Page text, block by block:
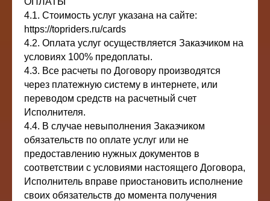
4.1. Стоимость услуг указана на сайте:
https://topriders.ru/cards
4.2. Оплата услуг осуществляется Заказчиком на
условиях 100% предоплаты.
4.3. Все расчеты по Договору производятся
через платежную систему в интернете, или
переводом средств на расчетный счет
Исполнителя.
4.4. В случае невыполнения Заказчиком
обязательств по оплате услуг или не
предоставлению нужных документов в
соответствии с условиями настоящего Договора,
Исполнитель вправе приостановить исполнение
своих обязательств до момента получения